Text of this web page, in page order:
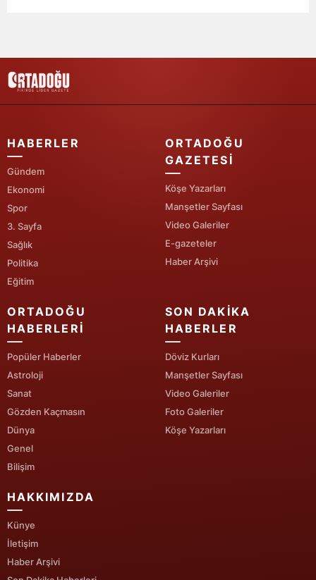
Kars
Kırklareli
Kırşehir
Konya
Kütahya
Manisa
Kahramanmaraş
Mardin
Muğla
Muş
HABERLER
Gündem
Ekonomi
Spor
3. Sayfa
Sağlık
Politika
Eğitim
ORTADOĞU
GAZETESI
Köşe Yazarları
Manşetler Sayfası
Video Galeriler
E-gazeteler
Haber Arşivi
ORTADOĞU
HABERLERI
Popüler Haberler
Astroloji
Sanat
Gözden Kaçmasın
Dünya
Genel
Bilişim
SON DAKIKA
HABERLER
Döviz Kurları
Manşetler Sayfası
Video Galeriler
Foto Galeriler
Köşe Yazarları
HAKKIMIZDA
Künye
İletişim
Haber Arşivi